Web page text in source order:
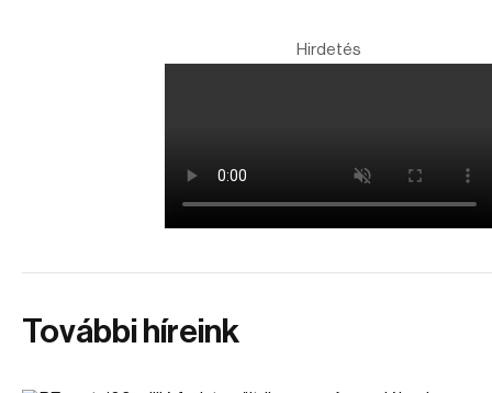
Hirdetés
További híreink